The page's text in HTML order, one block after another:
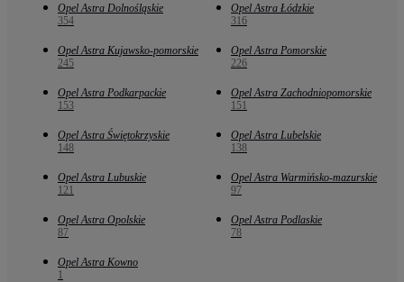
Opel Astra Dolnośląskie
354
Opel Astra Łódzkie
316
Opel Astra Kujawsko-pomorskie
245
Opel Astra Pomorskie
226
Opel Astra Podkarpackie
153
Opel Astra Zachodniopomorskie
151
Opel Astra Świętokrzyskie
148
Opel Astra Lubelskie
138
Opel Astra Lubuskie
121
Opel Astra Warmińsko-mazurskie
97
Opel Astra Opolskie
87
Opel Astra Podlaskie
78
Opel Astra Kowno
1